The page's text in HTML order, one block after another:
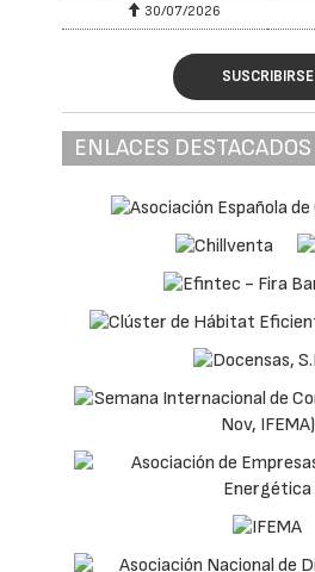
30/07/2026
SUSCRIBIRSE
ENLACES DESTACADOS